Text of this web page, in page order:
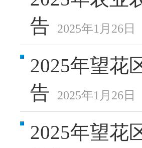
告
2025年1月26日
2025年望花
告
2025年1月26日
2025年望花